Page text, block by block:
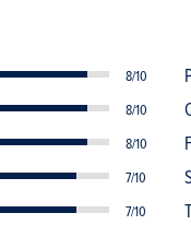
8/10
8/10
8/10
7/10
7/10